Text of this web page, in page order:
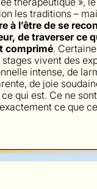
les traditions –
à l’être de se
de traverser ce
comprimé.
vivent des
intense, de
de joie
qui est. Ce ne
ce que